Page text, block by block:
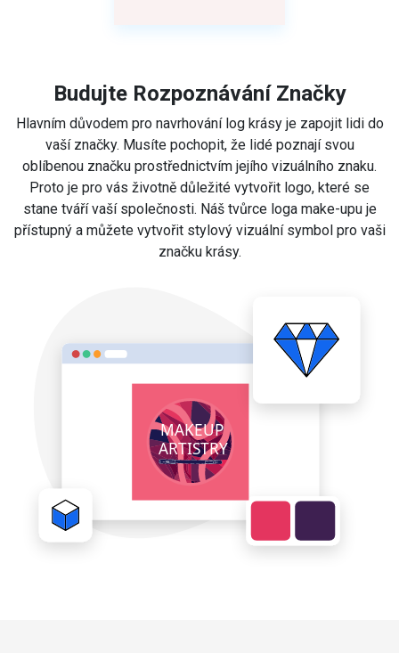
Budujte Rozpoznávání Značky
Hlavním důvodem pro navrhování log krásy je zapojit lidi do
vaší značky. Musíte pochopit, že lidé poznají svou
oblíbenou značku prostřednictvím jejího vizuálního znaku.
Proto je pro vás životně důležité vytvořit logo, které se
stane tváří vaší společnosti. Náš tvůrce loga make-upu je
přístupný a můžete vytvořit stylový vizuální symbol pro vaši
značku krásy.